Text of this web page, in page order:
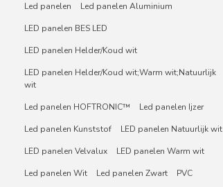
Led panelen
Led panelen Aluminium
LED panelen BES LED
LED panelen Helder/Koud wit
LED panelen Helder/Koud wit;Warm wit;Natuurlijk
wit
Led panelen HOFTRONIC™
Led panelen Ijzer
Led panelen Kunststof
LED panelen Natuurlijk wit
LED panelen Velvalux
LED panelen Warm wit
Led panelen Wit
Led panelen Zwart PVC